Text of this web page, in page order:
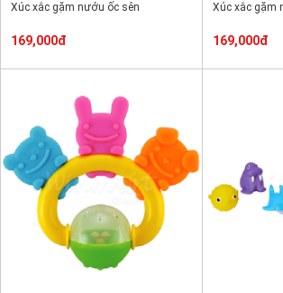
Xúc xắc gặm nướu ốc sên
169,000đ
Xúc xắc gặm
169,000đ